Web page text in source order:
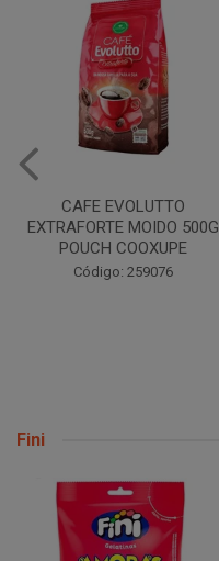
CAFE EVOLUTTO
EXTRAFORTE MOIDO 500G
POUCH COOXUPE
Código: 259076
Fini